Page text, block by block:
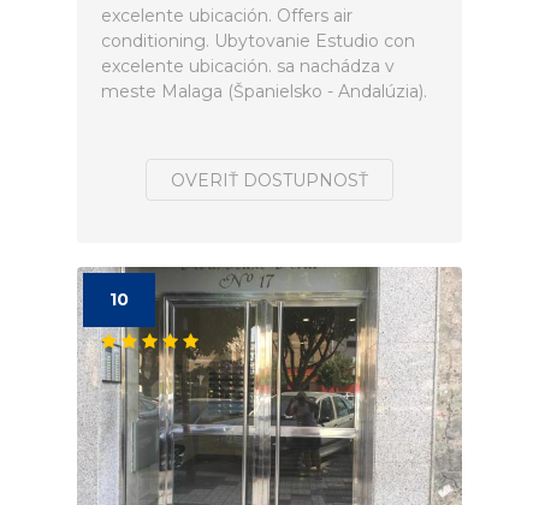
excelente ubicación. Offers air
conditioning. Ubytovanie Estudio con
excelente ubicación. sa nachádza v
meste Malaga (Španielsko - Andalúzia).
OVERIŤ DOSTUPNOSŤ
10